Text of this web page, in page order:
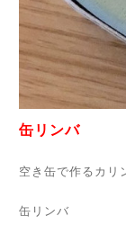
缶リンバ
空き缶で作るカリ
缶リンバ